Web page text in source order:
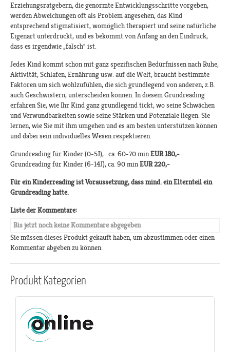
Erziehungsratgebern, die genormte Entwicklungsschritte vorgeben,
werden Abweichungen oft als Problem angesehen, das Kind
entsprechend stigmatisiert, womöglich therapiert und seine natürliche
Eigenart unterdrückt, und es bekommt von Anfang an den Eindruck,
dass es irgendwie „falsch“ ist.
Jedes Kind kommt schon mit ganz spezifischen Bedürfnissen nach Ruhe,
Aktivität, Schlafen, Ernährung usw. auf die Welt, braucht bestimmte
Faktoren um sich wohlzufühlen, die sich grundlegend von anderen, z.B.
auch Geschwistern, unterscheiden können. In diesem Grundreading
erfahren Sie, wie Ihr Kind ganz grundlegend tickt, wo seine Schwächen
und Verwundbarkeiten sowie seine Stärken und Potenziale liegen. Sie
lernen, wie Sie mit ihm umgehen und es am besten unterstützen können
und dabei sein individuelles Wesen respektieren.
Grundreading für Kinder (0-5J), ca. 60-70 minEUR 180,-
Grundreading für Kinder (6-14J), ca. 90 minEUR 220,-
Für ein Kinderreading ist Voraussetzung, dass mind. ein Elternteil ein
Grundreading hatte.
Liste der Kommentare:
Bis jetzt noch keine Kommentare abgegeben
Sie müssen dieses Produkt gekauft haben, um abzustimmen oder einen
Kommentar abgeben zu können.
ProduktKategorien